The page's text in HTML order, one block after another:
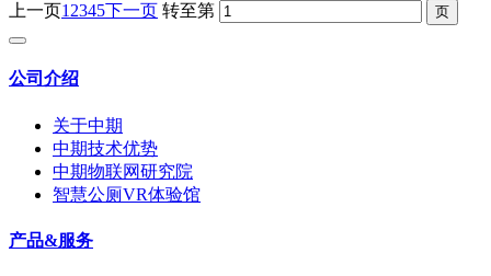
上一页1 2345下一页 转至第
公司介绍
关于中期
中期技术优势
中期物联网研究院
智慧公厕VR体验馆
产品&服务